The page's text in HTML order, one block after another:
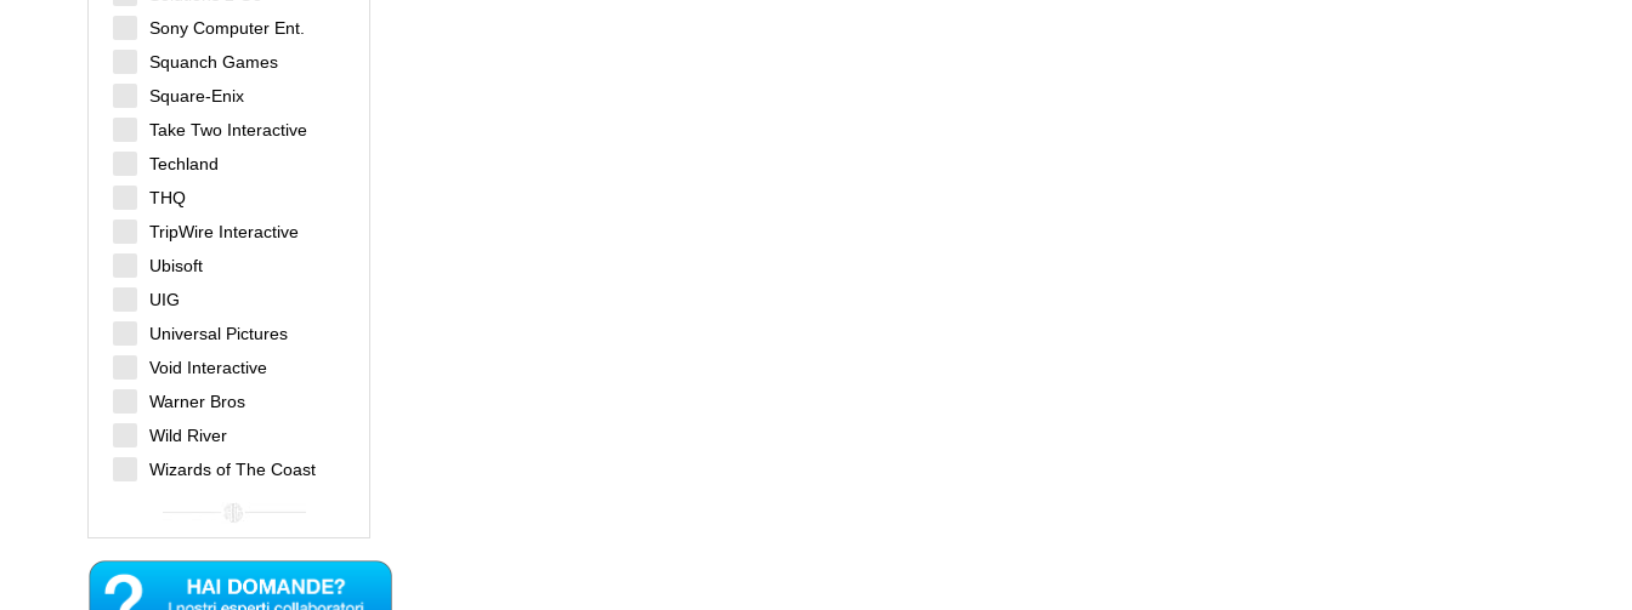
Sony Computer Ent.
Squanch Games
Square-Enix
Take Two Interactive
Techland
THQ
TripWire Interactive
Ubisoft
UIG
Universal Pictures
Void Interactive
Warner Bros
Wild River
Wizards of The Coast